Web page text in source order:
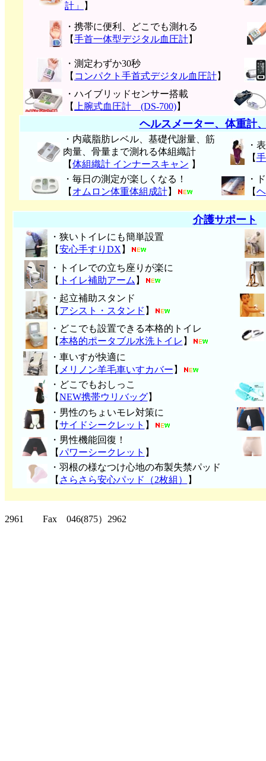
計」
】
・携帯に便利、どこでも測れる
【手首一体型デジタル血圧計】
・測定わずか30秒
【 コンパクト手首式デジタル血圧計】
・ハイブリッドセンサー搭載
【
上腕式血圧計 (DS-700)】
ヘルスメーター、体重計
・内蔵脂肪レベル、基礎代謝量、筋
肉量、骨量まで測れる体組織計
【体組織計 インナースキャン 】
・
【
・毎日の測定が楽しくなる！
【 オムロン体重体組成計】
・
【
介護サポート
・狭いトイレにも簡単設置
【安心手すりDX 】
・トイレでの立ち座りが楽に
【 トイレ補助アーム 】
・起立補助スタンド
【 アシスト・スタンド 】
・どこでも設置できる本格的トイレ
【本格的ポータブル水洗トイレ 】
・車いすが快適に
【 メリノン羊毛車いすカバー 】
・どこでもおしっこ
【NEW携帯ウリバッグ】
・男性のちょいモレ対策に
【サイドシークレット 】
・男性機能回復！
【パワーシークレット 】
・ 羽根の様なつけ心地の布製失禁パッ ド
【 さらさら安心パッド（2枚組） 】
2961 Fax 046(875）2962